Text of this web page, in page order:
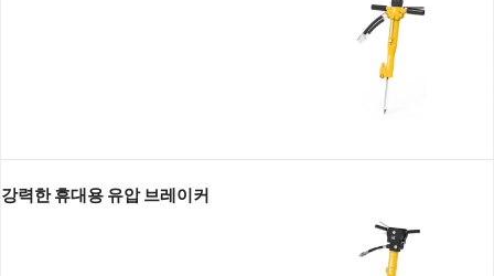
강력한 휴대용 유압 브레이커